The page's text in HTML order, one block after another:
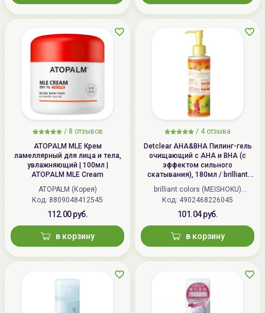
/ 8 отзывов
ATOPALM MLE Крем
ламеллярный для лица и тела,
увлажняющий | 100мл |
ATOPALM MLE Cream
ATOPALM (Корея)
Код: 8809048412545
112.00 руб.
в корзину
/ 4 отзыва
Detclear AHA&BHA Пилинг-гель
очищающий с AHA и BHA (с
эффектом сильного
скатывания), 180мл / brilliant
colors (MEISHOKU) Detclear
Bright&Peel AHA&BHA Fruits
Peeling Jelly
brilliant colors (MEISHOKU)
(Япония)
Код: 4902468226045
101.04 руб.
в корзину